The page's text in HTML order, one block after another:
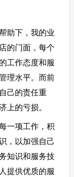
助下，我的业
的门面，每个
工作态度和服
理水平。而前
己的责任重
上的亏损。
一项工作，积
，以加强自己
知识和服务技
提供优质的服